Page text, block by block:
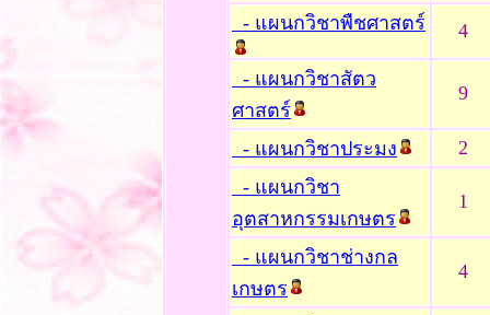
- แผนกวิชาพืชศาสตร์ 4
- แผนกวิชาสัตว
ศาสตร์
9
- แผนกวิชาประมง
2
- แผนกวิชา
อุตสาหกรรมเกษตร
1
- แผนกวิชาช่างกล
เกษตร
4